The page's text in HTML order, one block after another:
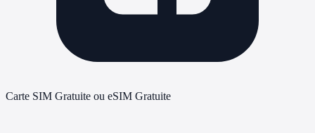
Carte SIM Gratuite ou eSIM Gratuite